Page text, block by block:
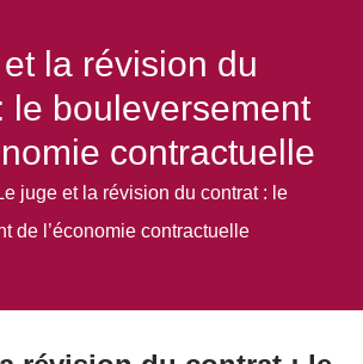
la révision du
le bouleversement
contractuelle
juge et la révision du contrat : le
de l’économie contractuelle